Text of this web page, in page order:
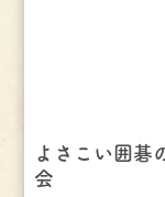
よさこい囲碁
会